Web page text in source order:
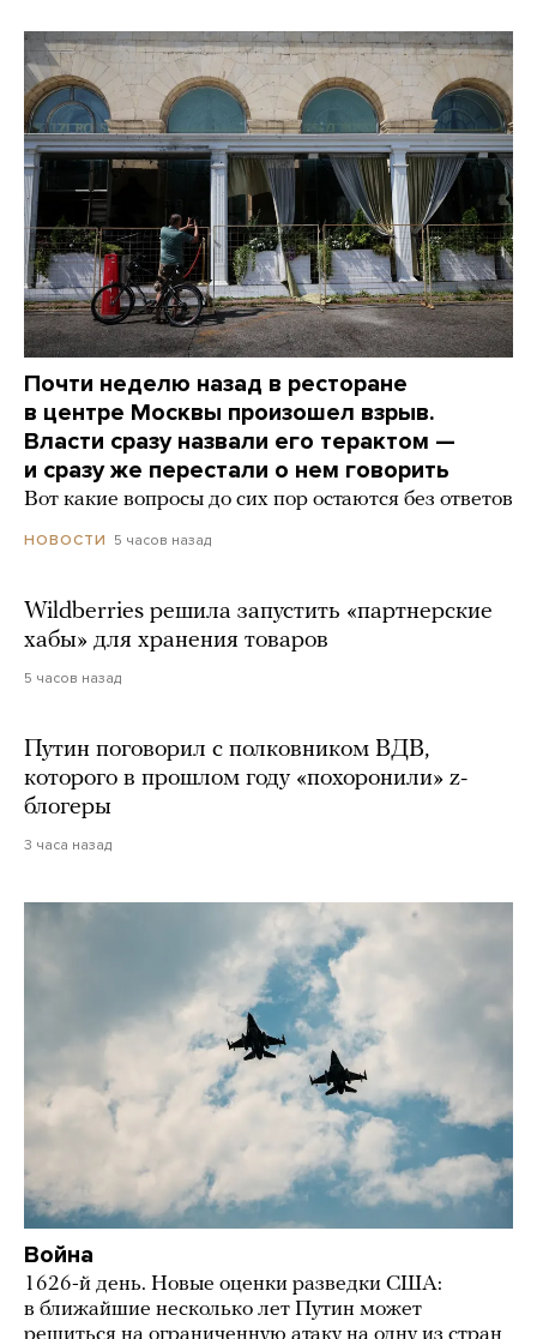
Почти неделю назад в ресторане
в центре Москвы произошел взрыв.
Власти сразу назвали его терактом —
и сразу же перестали о нем говорить
Вот какие вопросы до сих пор остаются без ответов
НОВОСТИ 5 часов назад
Wildberries решила запустить «партнерские
хабы» для хранения товаров
5 часов назад
Путин поговорил с полковником ВДВ,
которого в прошлом году «похоронили» z-
блогеры
3 часа назад
Война
1626-й день. Новые оценки разведки США:
в ближайшие несколько лет Путин может